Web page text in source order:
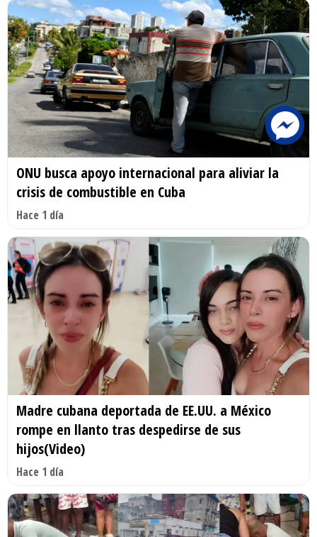
ONU busca apoyo internacional para aliviar la
crisis de combustible en Cuba
Hace 1 día
Madre cubana deportada de EE.UU. a México
rompe en llanto tras despedirse de sus
hijos(Video)
Hace 1 día